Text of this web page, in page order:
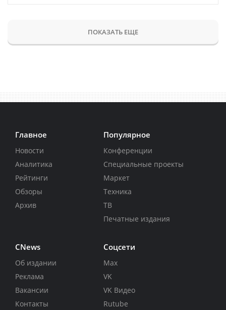
ПОКАЗАТЬ ЕЩЕ
Главное
Новости
Аналитика
Рейтинги
Обзоры
Архив
Популярное
Конференции
Специальные проекты
Маркет
Техника
ТВ
Печатные издания
CNews
Об издании
Реклама
Вакансии
Контакты
Соцсети
Max
VK
VK Видео
Rutube